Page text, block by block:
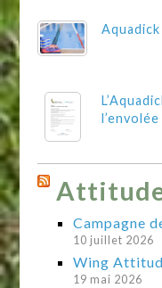
Campagne
10 juillet 2026
Wing
19 mai 2026